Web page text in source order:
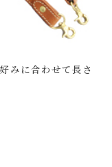
みに合わせて長さ